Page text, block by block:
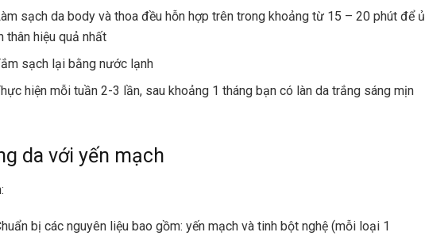
sạch da body và thoa đều hỗn hợp trên trong khoảng từ 15 – 20 phút để ủ
thân hiệu quả nhất
sạch lại bằng nước lạnh
hiện mỗi tuần 2-3 lần, sau khoảng 1 tháng bạn có làn da trắng sáng mịn
da với yến mạch
bị các nguyên liệu bao gồm: yến mạch vàtinh bột nghệ (mỗi loại 1